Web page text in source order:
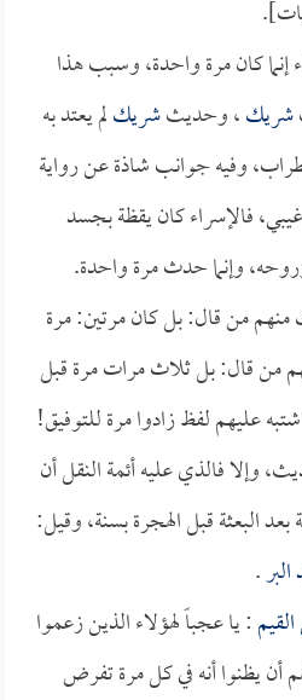
إنما كان مرة واحدة، وسبب هذا
شريك، وحديثشريكلم يعتد به
وفيه جوانب شاذة عن رواية
فالإسراء كان يقظة بجسد
وإنما حدث مرة واحدة.
منهم من قال: بل كان مرتين: مرة
من قال: بل ثلاث مرات مرة قبل
عليهم لفظ زادوا مرة للتوفيق!
وإلا فالذي عليه أئمة النقل أن
البعثة قبل الهجرة بسنة، وقيل:
.
: يا عجباً لهؤلاء الذين زعموا
أن يظنوا أنه في كل مرة تفرض